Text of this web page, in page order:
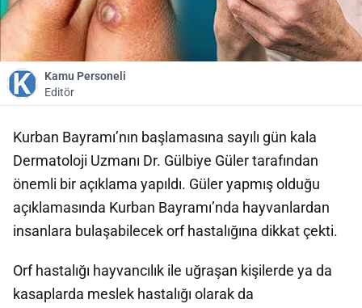
Kamu Personeli
Editör
Kurban Bayramı’nın başlamasına sayılı gün kala
Dermatoloji Uzmanı Dr. Gülbiye Güler tarafından
önemli bir açıklama yapıldı. Güler yapmış olduğu
açıklamasında Kurban Bayramı’nda hayvanlardan
insanlara bulaşabilecek orf hastalığına dikkat çekti.
Orf hastalığı hayvancılık ile uğraşan kişilerde ya da
kasaplarda meslek hastalığı olarak da